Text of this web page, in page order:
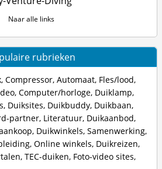
Naar alle links
rubrieken
, Compressor, Automaat, Fles/lood,
, Computer/horloge, Duiklamp,
, Duiksites, Duikbuddy, Duikbaan,
partner, Literatuur, Duikaanbod,
, Duikwinkels, Samenwerking,
, Online winkels, Duikreizen,
, TEC-duiken, Foto-video sites,